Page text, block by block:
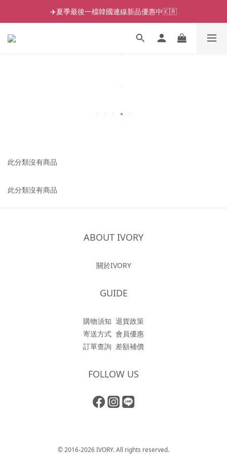
✈️夏季最後一檔韓國連線新品優惠中🇰🇷
此分類沒有商品
此分類沒有商品
ABOUT IVORY
關於IVORY
GUIDE
購物須知 退貨政策
寄送方式 會員優惠
訂單查詢 差額補價
FOLLOW US
© 2016-2026 IVORY. All rights reserved.